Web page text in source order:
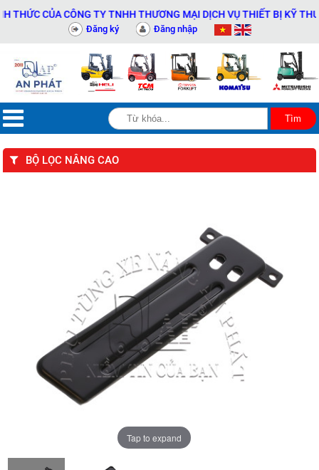
CỦA CÔNG TY TNHH THƯƠNG MẠI DỊCH VỤ THIẾT BỊ KỸ THUẬT
Đăng ký Đăng nhập
BỘ LỌC NÂNG CAO
Tap to expand